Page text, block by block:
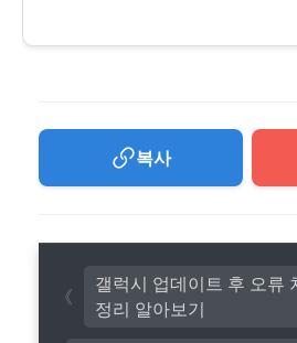
복사
갤럭시 업데이트 후 오류
정리 알아보기